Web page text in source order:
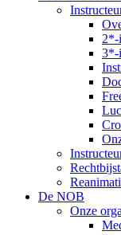
2*-
3*-
De NOB
Onze